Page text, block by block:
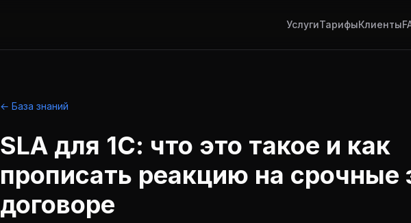
УслугиТарифыКлиенты
← База знаний
SLA для 1С: что это такое и как
прописать реакцию на срочные
договоре